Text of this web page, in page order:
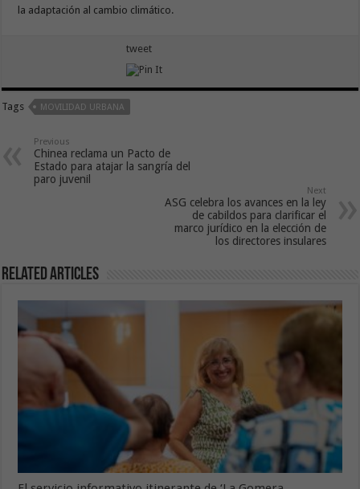
la adaptación al cambio climático.
tweet
Tags MOVILIDAD URBANA
Previous
Chinea reclama un Pacto de
Estado para atajar la sangría del
paro juvenil
Next
ASG celebra los avances en la ley
de cabildos para clarificar el
marco jurídico en la elección de
los directores insulares
Related Articles